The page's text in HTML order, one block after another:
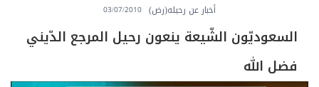
أخبار عن رحيله(رض) 03/07/2010
السعوديّون الشّيعة ينعون رحيل المرجع الدّيني
فضل الله